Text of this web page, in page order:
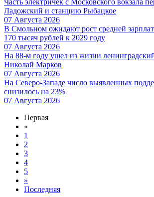
Ладожский и станцию Рыбацкое
07 Августа 2026
В Смольном ожидают рост средней
170 тысяч рублей к 2029 году
07 Августа 2026
На 88-м году ушел из жизни
Николай Марков
07 Августа 2026
На Северо-Западе число выявленных
снизилось на 23%
07 Августа 2026
Первая
«
1
2
3
4
5
»
Последняя